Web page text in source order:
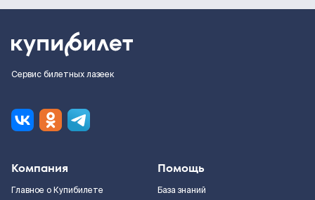
Сервис билетных лазеек
Компания
Главное о Купибилете
Помощь
База знаний